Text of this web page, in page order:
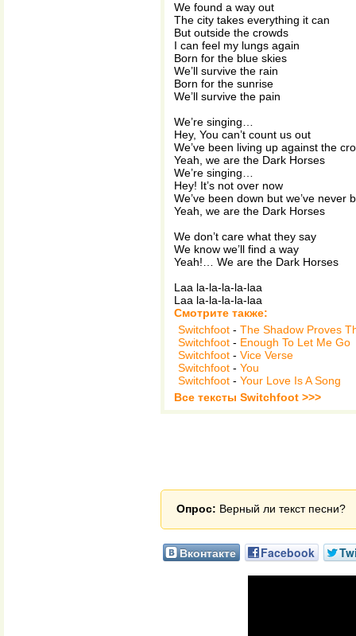
We found a way out
The city takes everything it can
But outside the crowds
I can feel my lungs again
Born for the blue skies
We’ll survive the rain
Born for the sunrise
We’ll survive the pain
We’re singing…
Hey, You can’t count us out
We’ve been living up against the
Yeah, we are the Dark Horses
We’re singing…
Hey! It’s not over now
We’ve been down but we’ve never
Yeah, we are the Dark Horses
We don’t care what they say
We know we’ll find a way
Yeah!… We are the Dark Horses
Laa la-la-la-la-laa
Laa la-la-la-la-laa
Смотрите также:
Switchfoot - The Shadow Proves
Switchfoot - Enough To Let Me Go
Switchfoot - Vice Verse
Switchfoot - You
Switchfoot - Your Love Is A Song
Все тексты Switchfoot >>>
Опрос: Верный ли текст песни?
Вконтакте Facebook